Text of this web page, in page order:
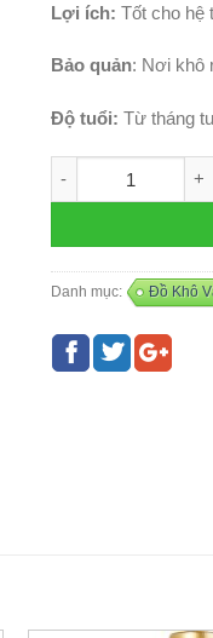
Lợi ích: Tốt cho hệ
Bảo quản: Nơi khô
Độ tuổi: Từ tháng
Danh mục: Đồ Khô